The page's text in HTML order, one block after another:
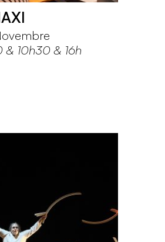
10h30 16h